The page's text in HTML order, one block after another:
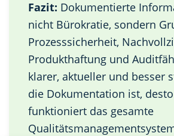
Fazit: Dokumentierte
nicht Bürokratie, sondern
Prozesssicherheit,
Produkthaftung und
klarer, aktueller und besser
die Dokumentation ist,
funktioniert das gesamte